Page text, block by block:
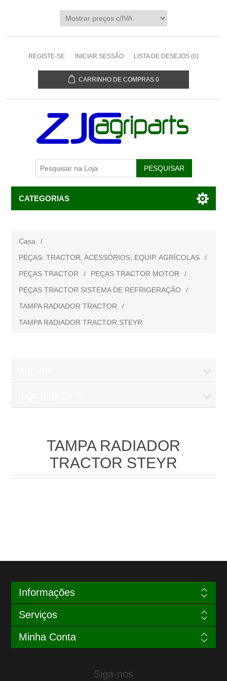
REGISTE-SE INICIAR SESSÃO LISTA DE DESEJOS (0)
CARRINHO DE COMPRAS 0
CATEGORIAS
Casa
/
PEÇAS: TRACTOR, ACESSÓRIOS, EQUIP. AGRÍCOLAS
/
PEÇAS TRACTOR
/ PEÇAS TRACTOR MOTOR
/
PEÇAS TRACTOR SISTEMA DE REFRIGERAÇÃO
/
TAMPA RADIADOR TRACTOR
/
TAMPA RADIADOR TRACTOR STEYR
TAMPA RADIADOR
TRACTOR STEYR
Informações
Serviços
Minha Conta
Siga-nos